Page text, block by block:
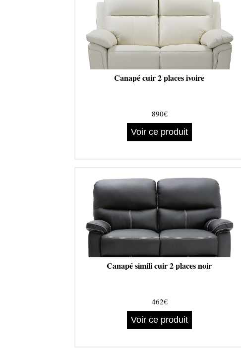
Canapé cuir 2 places ivoire
890€
Voir ce produit
Canapé simili cuir 2 places noir
462€
Voir ce produit